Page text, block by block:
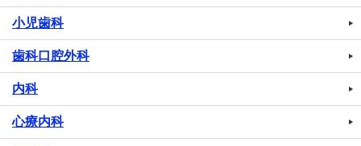
小児歯科
歯科口腔外科
内科
心療内科